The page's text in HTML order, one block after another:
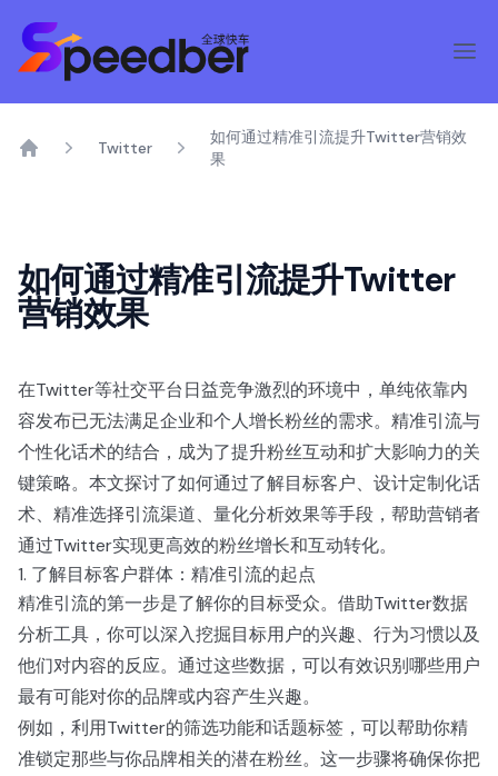
Twitter
如何通过精准引流提升Twitter营销效
果
如何通过精准引流提升Twitter
营销效果
在Twitter等社交平台日益竞争激烈的环境中，单纯依靠内
容发布已无法满足企业和个人增长粉丝的需求。精准引流与
个性化话术的结合，成为了提升粉丝互动和扩大影响力的关
键策略。本文探讨了如何通过了解目标客户、设计定制化话
术、精准选择引流渠道、量化分析效果等手段，帮助营销者
通过Twitter实现更高效的粉丝增长和互动转化。
1. 了解目标客户群体：精准引流的起点
精准引流的第一步是了解你的目标受众。借助Twitter数据
分析工具，你可以深入挖掘目标用户的兴趣、行为习惯以及
他们对内容的反应。通过这些数据，可以有效识别哪些用户
最有可能对你的品牌或内容产生兴趣。
例如，利用Twitter的筛选功能和话题标签，可以帮助你精
准锁定那些与你品牌相关的潜在粉丝。这一步骤将确保你把